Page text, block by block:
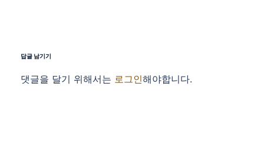
답글 남기기
댓글을 달기 위해서는 로그인해야합니다.